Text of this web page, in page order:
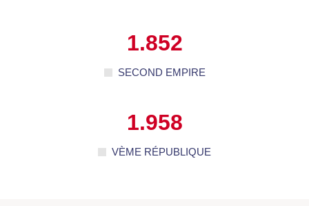
SECOND EMPIRE
1.852
VÈME RÉPUBLIQUE
1.958